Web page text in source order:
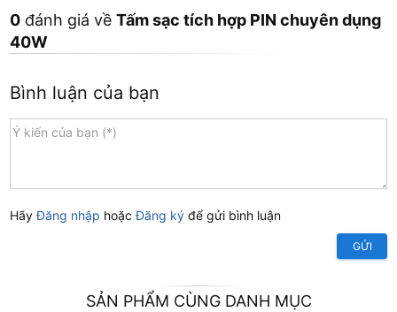
0 đánh giá vềTấm sạc tích hợp PIN chuyên dụng
40W
Bình luận của bạn
HãyĐăng nhập hoặcĐăng ký để gửi bình luận
GỬI
SẢN PHẨM CÙNG DANH MỤC